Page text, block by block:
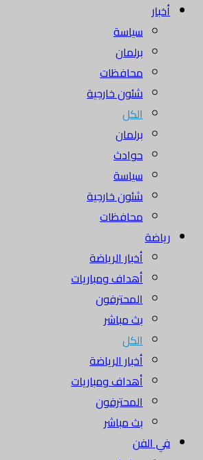
أخبار
سياسة
برلمان
محافظات
شئون خارجية
الكل
برلمان
حوادث
سياسة
شئون خارجية
محافظات
رياضة
أخبار الرياضة
أهداف ومباريات
المحترفون
بث مباشر
الكل
أخبار الرياضة
أهداف ومباريات
المحترفون
بث مباشر
في الفن